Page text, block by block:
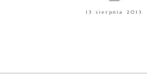
13 sierpnia 2013